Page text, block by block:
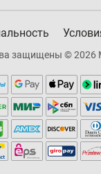
защищены © 2026